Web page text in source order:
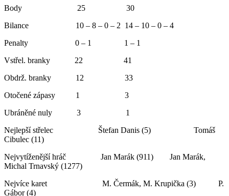
Body 25 30
Bilance 10 – 8 – 0 – 2 14 – 10 – 0 – 4
Penalty 0 – 1 1 – 1
Vstřel. branky 22 41
Obdrž. branky 12 33
Otočené zápasy 1 3
Ubráněné nuly 3 1
Nejlepší střelec Štefan Danis (5) Tomáš
Cibulec (11)
Nejvytíženější hráč Jan Marák (911) Jan Marák,
Michal Trnavský (1277)
Nejvíce karet M. Čermák, M. Krupička (3) P.
Gábor (4)